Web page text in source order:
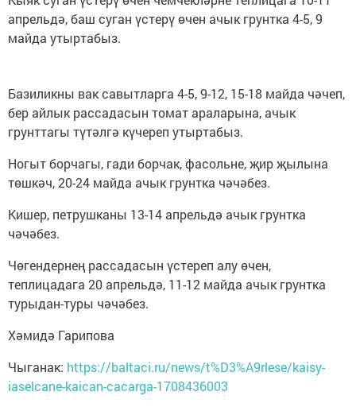
апрельдә, баш суган үстерү өчен ачык грунтка 4-5, 9
майда утыртабыз.
Базиликны вак савытларга 4-5, 9-12, 15-18 майда чәчеп,
бер айлык рассадасын томат араларына, ачык
грунттагы түтәлгә күчереп утыртабыз.
Ногыт борчагы, гади борчак, фасольне, җир җылына
төшкәч, 20-24 майда ачык грунтка чәчәбез.
Кишер, петрушканы 13-14 апрельдә ачык грунтка
чәчәбез.
Чөгендернең рассадасын үстереп алу өчен,
теплицадага 20 апрельдә, 11-12 майда ачык грунтка
турыдан-туры чәчәбез.
Хәмидә Гарипова
Чыганак: https://baltaci.ru/news/t%D3%A9rlese/kaisy-
iaselcane-kaican-cacarga-1708436003